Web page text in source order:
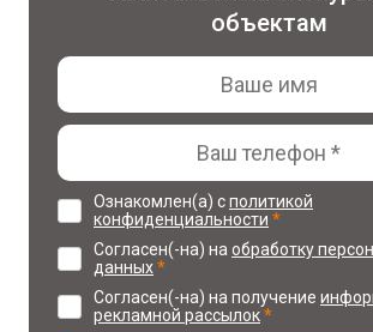
объектам
Ознакомлен(а) сполитикой
конфиденциальности *
Согласен(-на) на обработку
данных*
Согласен(-на) на получение
рекламной рассылок*